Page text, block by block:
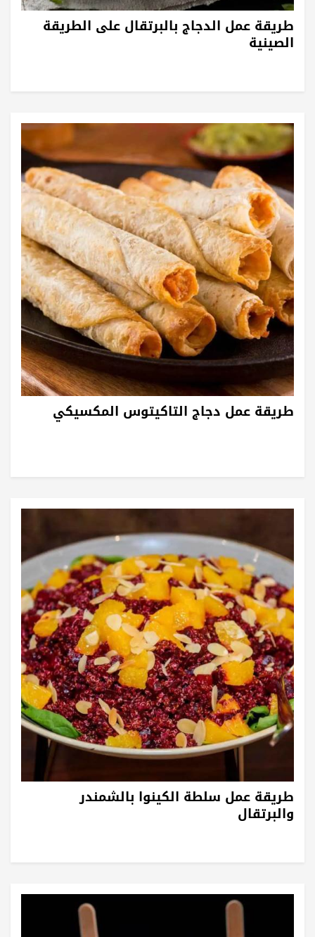
طريقة عمل الدجاج بالبرتقال على الطريقة
الصينية
طريقة عمل دجاج التاكيتوس المكسيكي
طريقة عمل سلطة الكينوا بالشمندر
والبرتقال